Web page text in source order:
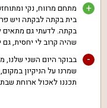
+
בית בקתה לבקתה ויש
בקתה. לדעתי גם מתאים
שהיה קרוב לי יחסית,
-
שמרנו על הניקיון
תכננו לאכול ארוחת